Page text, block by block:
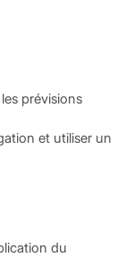
prévisions
et utiliser un
du